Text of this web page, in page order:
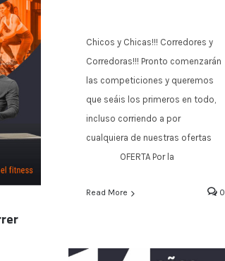
Chicos y Chicas!!! Corredores y
Corredoras!!! Pronto comenzarán
las competiciones y queremos
que seáis los primeros en todo,
incluso corriendo a por
cualquiera de nuestras ofertas
OFERTA Por la
Read More 0